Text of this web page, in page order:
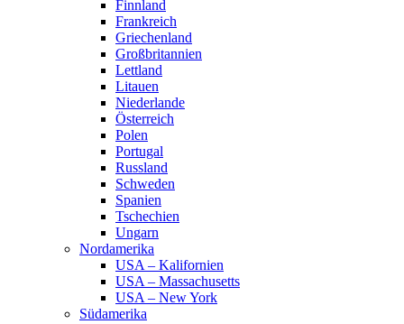
Finnland
Frankreich
Griechenland
Großbritannien
Lettland
Litauen
Niederlande
Österreich
Polen
Portugal
Russland
Schweden
Spanien
Tschechien
Ungarn
Nordamerika
USA – Kalifornien
USA – Massachusetts
USA – New York
Südamerika